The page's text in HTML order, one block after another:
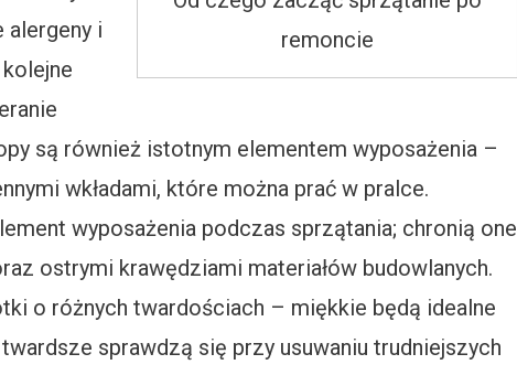
remoncie
alergeny i
są również istotnym elementem wyposażenia –
wkładami, które można prać w pralce.
wyposażenia podczas sprzątania; chronią one
ostrymi krawędziami materiałów budowlanych.
o różnych twardościach – miękkie będą idealne
sprawdzą się przy usuwaniu trudniejszych